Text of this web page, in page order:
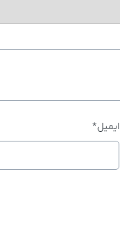
ایمیل*